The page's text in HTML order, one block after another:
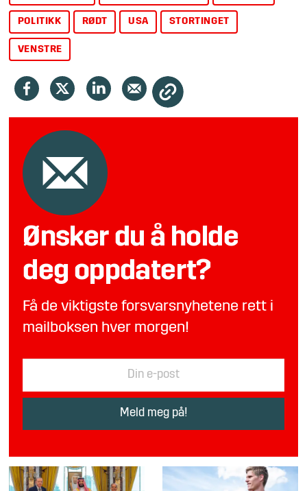
POLITIKK RØDT USA STORTINGET
VENSTRE
Ønsker du å holde
deg oppdatert?
Få de viktigste forsvarsnyhetene rett i
mailboksen hver morgen!